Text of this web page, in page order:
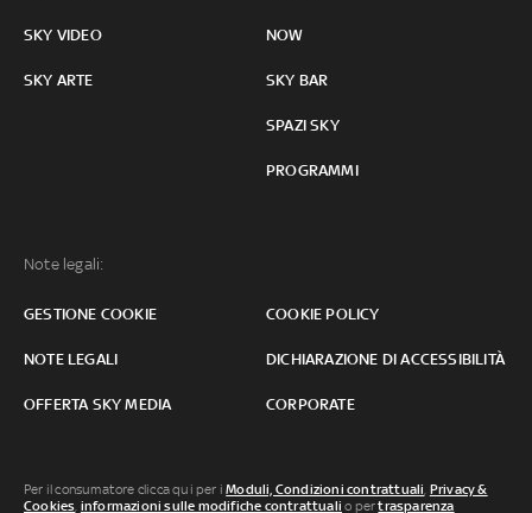
SKY VIDEO
SKY ARTE
NOW
SKY BAR
SPAZI SKY
PROGRAMMI
Note legali:
GESTIONE COOKIE COOKIE POLICY
NOTE LEGALI DICHIARAZIONE DI ACCESSIBILITÀ
OFFERTA SKY MEDIA CORPORATE
Per il consumatore clicca qui per iModuli, Condizioni contrattuali Privacy &
Cookies informazioni sulle modifiche contrattuali o pertrasparenza